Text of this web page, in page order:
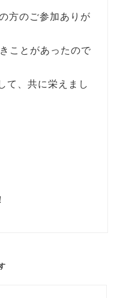
方のご参加ありが
ことがあったので
て、共に栄えまし